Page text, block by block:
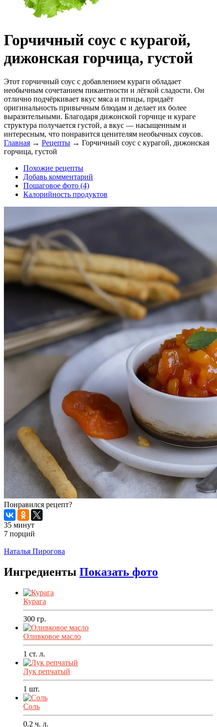
Горчичный соус с курагой,
дижонская горчица, густой
Этот горчичный соус с добавлением кураги обладает
необычным сочетанием пикантности и лёгкой сладости. Он
отлично подчёркивает вкус мяса и птицы, придаёт
оригинальность привычным блюдам и делает их более
выразительными. Благодаря дижонской горчице и кураге
структура получается густой, а вкус — насыщенным и
интересным, что понравится ценителям необычных соусов.
Главная → Рецепты → Горчичный соус с курагой, дижонская
горчица, густой
Похожие рецепты
Добавь комментарий
Пошаговое фото (4)
Калорийность продуктов
Понравился рецепт?
35 минут
7 порций
Наталья Пирогова
Ингредиенты Показать фото
Курага
300 гр.
Оливковое масло
1 ст. л.
Лук репчатый
1 шт.
Соль
0.2 ч. л.